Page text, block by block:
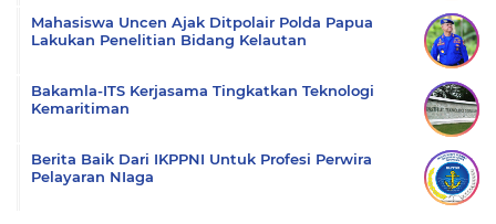
Mahasiswa Uncen Ajak Ditpolair Polda Papua
Lakukan Penelitian Bidang Kelautan
Bakamla-ITS Kerjasama Tingkatkan Teknologi
Kemaritiman
Berita Baik Dari IKPPNI Untuk Profesi Perwira
Pelayaran NIaga